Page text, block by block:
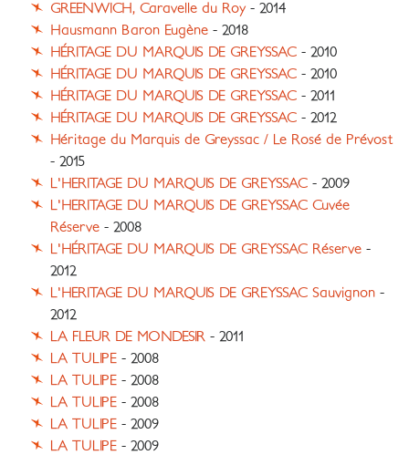
GREENWICH, Caravelle du Roy - 2014
Hausmann Baron Eugène - 2018
HÉRITAGE DU MARQUIS DE GREYSSAC - 2010
HÉRITAGE DU MARQUIS DE GREYSSAC - 2010
HÉRITAGE DU MARQUIS DE GREYSSAC - 2011
HÉRITAGE DU MARQUIS DE GREYSSAC - 2012
Héritage du Marquis de Greyssac / Le Rosé de Prévost
- 2015
L'HERITAGE DU MARQUIS DE GREYSSAC - 2009
L'HERITAGE DU MARQUIS DE GREYSSAC Cuvée
Réserve - 2008
L'HÉRITAGE DU MARQUIS DE GREYSSAC Réserve -
2012
L'HERITAGE DU MARQUIS DE GREYSSAC Sauvignon -
2012
LA FLEUR DE MONDESIR - 2011
LA TULIPE - 2008
LA TULIPE - 2008
LA TULIPE - 2008
LA TULIPE - 2009
LA TULIPE - 2009